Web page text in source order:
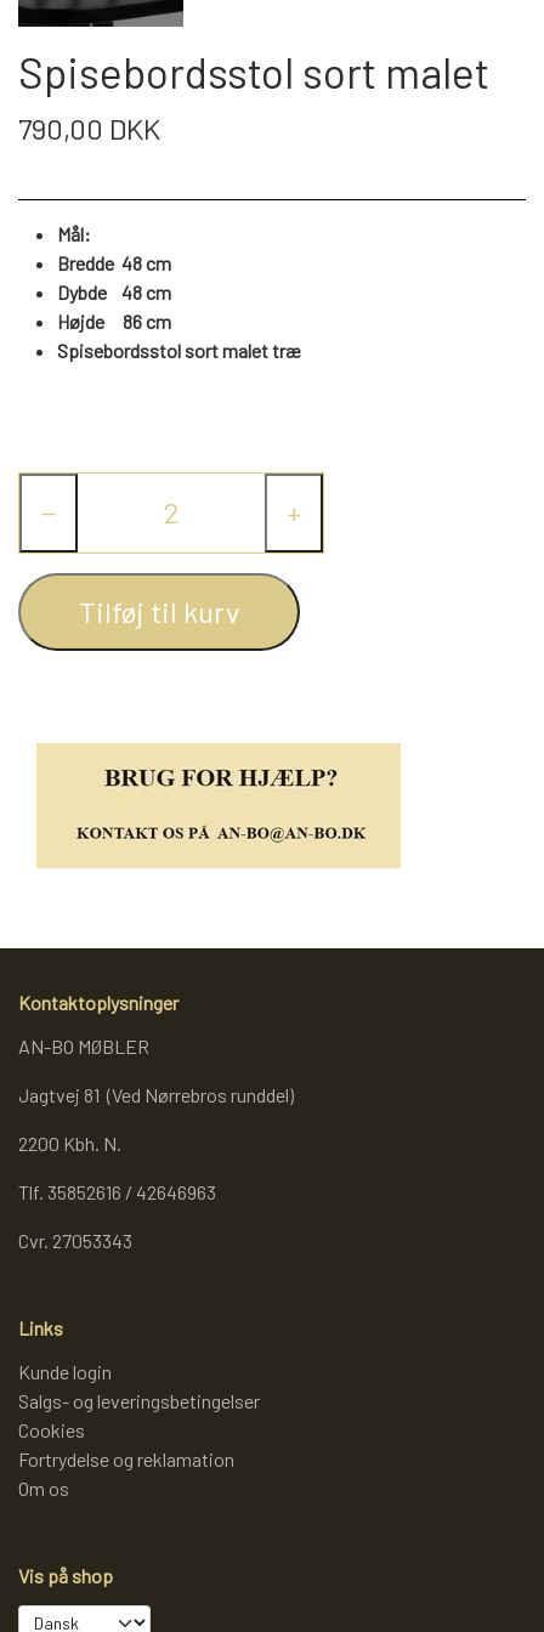
DAYBED/CHAISELONG
ENTRE
REOL EDGE
REOL SIGN
REOL BASIC
BOGREOLER 40 CM DYBDE
REOLSÆT
VÆGPANELER
SPEJLE
SPEJLE
VÆGPANELER
SPEJLE
PARKERING
MONTERING & LEVERING
OM OS
Spisebordsstol sort malet
790,00 DKK
Mål:
Bredde 48 cm
Dybde 48 cm
Højde 86 cm
Spisebordsstol sort malet træ
− +
Tilføj til kurv
Kontaktoplysninger
AN-BO MØBLER
Jagtvej 81 (Ved Nørrebros runddel)
2200 Kbh. N.
Tlf. 35852616 / 42646963
Cvr. 27053343
Links
Kunde login
Salgs- og leveringsbetingelser
Cookies
Fortrydelse og reklamation
Om os
Vis på shop